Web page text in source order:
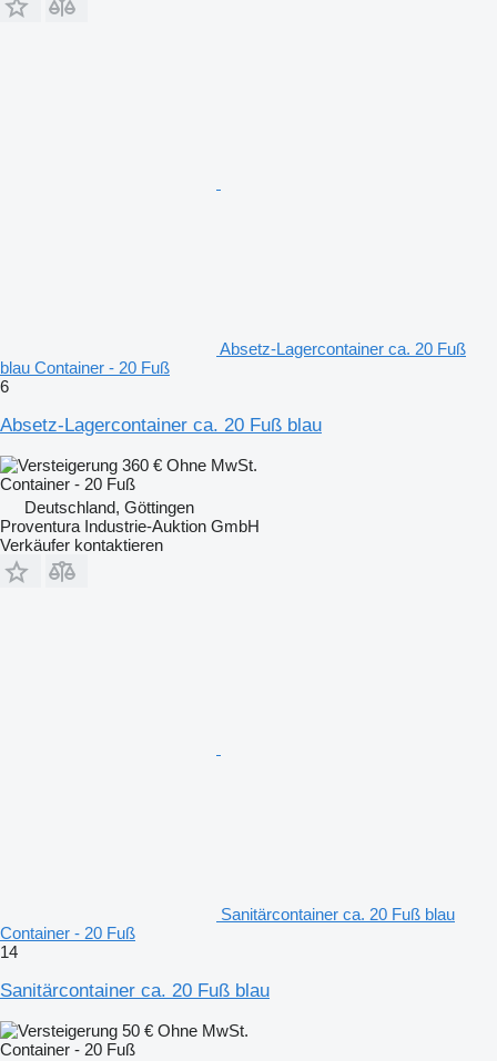
Absetz-Lagercontainer ca. 20 Fuß
blau Container - 20 Fuß
6
Absetz-Lagercontainer ca. 20 Fuß blau
360 € Ohne MwSt.
Container - 20 Fuß
Deutschland, Göttingen
Proventura Industrie-Auktion GmbH
Verkäufer kontaktieren
Sanitärcontainer ca. 20 Fuß blau
Container - 20 Fuß
14
Sanitärcontainer ca. 20 Fuß blau
50 € Ohne MwSt.
Container - 20 Fuß